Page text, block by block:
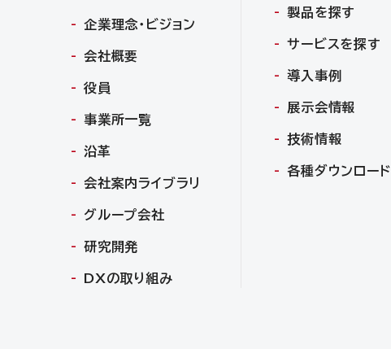
企業理念・ビジョン
会社概要
役員
事業所一覧
沿革
会社案内ライブラリ
グループ会社
研究開発
DXの取り組み
製品を探す
サービスを探す
導入事例
展示会情報
技術情報
各種ダウンロード